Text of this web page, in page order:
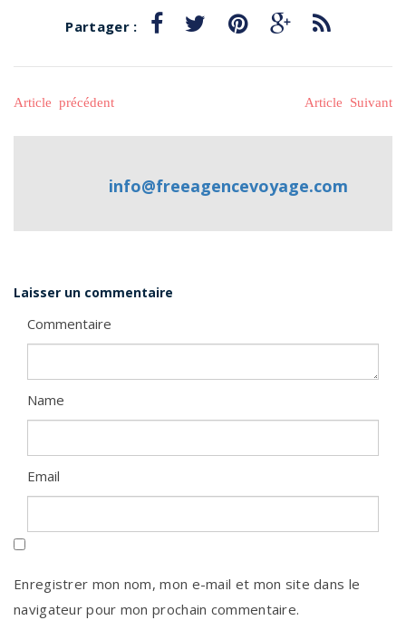
Partager :
Article précédent Article Suivant
info@freeagencevoyage.com
Laisser un commentaire
Commentaire
Name
Email
Enregistrer mon nom, mon e-mail et mon site dans le
navigateur pour mon prochain commentaire.